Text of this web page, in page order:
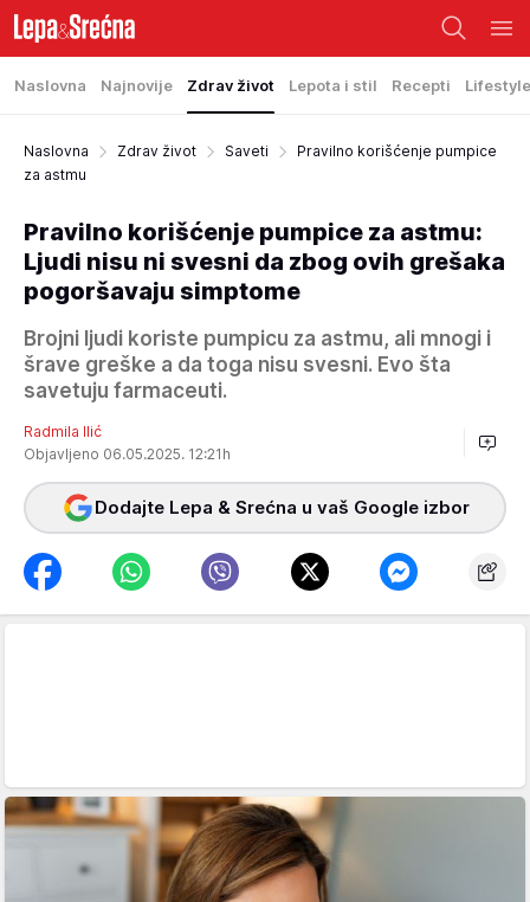
Naslovna Najnovije Zdrav život Lepota i stil Recepti Lifestyle
Naslovna Zdrav život Saveti
Pravilno korišćenje pumpice
za astmu
Pravilno korišćenje pumpice za astmu:
Ljudi nisu ni svesni da zbog ovih grešaka
pogoršavaju simptome
Brojni ljudi koriste pumpicu za astmu, ali mnogi i
šrave greške a da toga nisu svesni. Evo šta
savetuju farmaceuti.
Radmila Ilić
Objavljeno 06.05.2025. 12:21h
Dodajte Lepa & Srećna u vaš Google izbor